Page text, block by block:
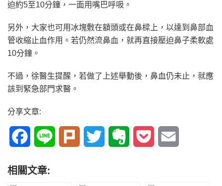
迫約5至10分鐘，一面用嘴巴呼吸。
另外，大家也可用冰塊敷在額頭或在鼻樑上，以達到鼻部血
管收縮止血作用。若仍然流鼻血，就再直接壓迫鼻子柔軟處
10分鐘。
不過，徐醫生提醒，若做了上述舉動後，鼻血仍未止，就應
該到緊急部門求醫。
分享文章:
FacebookLine Plurk Twitter EvernotePocket
相關文章: